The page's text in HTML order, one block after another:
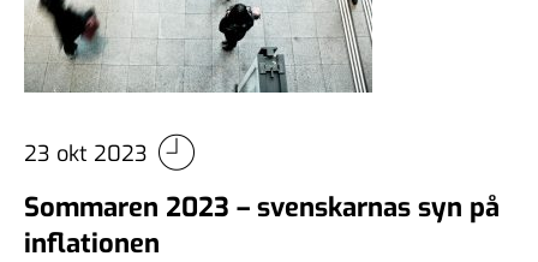
23 okt 2023
Sommaren 2023 – svenskarnas syn på
inflationen